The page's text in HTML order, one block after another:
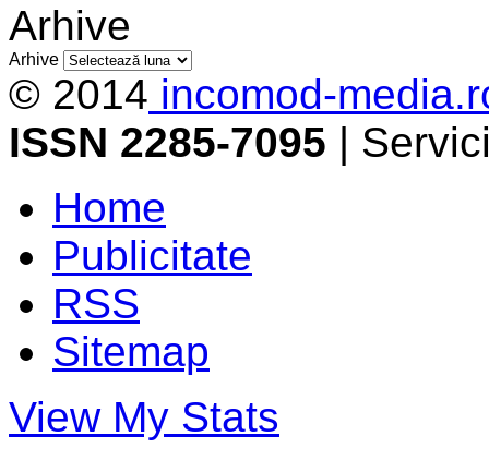
Arhive
Arhive
© 2014 incomod-
ISSN 2285-7095 |
Home
Publicitate
RSS
Sitemap
View My Stats